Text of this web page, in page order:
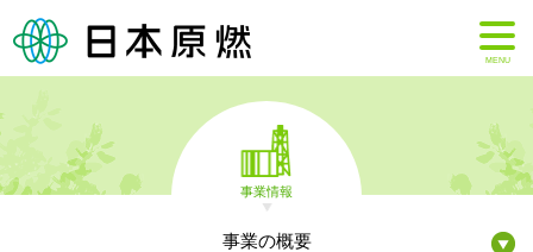
MENU
事業情報
事業の概要